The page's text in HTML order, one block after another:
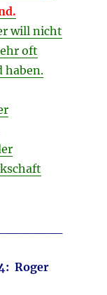
will nicht
oft
haben.
: Roger